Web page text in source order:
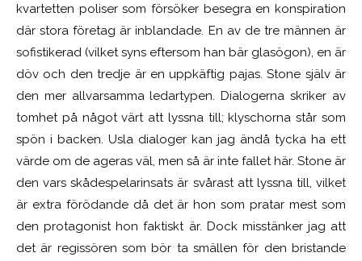
kvartetten poliser som försöker besegra en konspiration
där stora företag är inblandade. En av de tre männen är
sofistikerad (vilket syns eftersom han bär glasögon), en är
döv och den tredje är en uppkäftig pajas. Stone själv är
den mer allvarsamma ledartypen. Dialogerna skriker av
tomhet på något värt att lyssna till; klyschorna står som
spön i backen. Usla dialoger kan jag ändå tycka ha ett
värde om de ageras väl, men så är inte fallet här. Stone är
den vars skådespelarinsats är svårast att lyssna till, vilket
är extra förödande då det är hon som pratar mest som
den protagonist hon faktiskt är. Dock misstänker jag att
det är regissören som bör ta smällen för den bristande